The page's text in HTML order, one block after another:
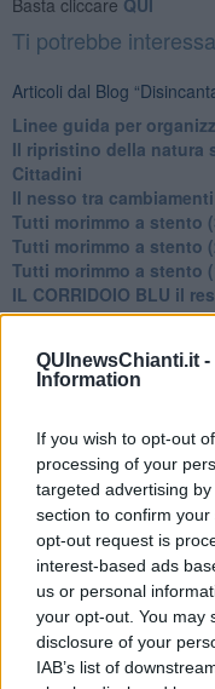
QUInewsChianti.it -
Information
If you wish to opt-out
processing of your
targeted advertising
section to confirm
opt-out request is
interest-based ads
us or personal
your opt-out. You may
disclosure of your
IAB’s list of
Ti potrebbe
Articoli dal Blog
​Linee guida per
​Il ripristino della natura
Cittadini
Il nesso tra
Tutti morimmo a stento
Tutti morimmo a stento
​Tutti morimmo a stento
IL CORRIDOIO BLU il
Un manuale essenziale
​Il cronoprogramma
​I costi
sorti dell’Elba
Verso il full electric a
​La Scienza dei
Trump e le sue guerre
​Le furbate elettorali
dell’opposizione
​Date loro l’Oscar al
L'umanizzazione
​Dopo il diluvio dei NO:
​Un grandioso NO ai
La religione è la